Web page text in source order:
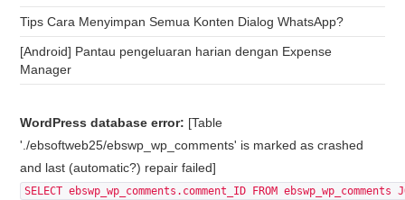
Tips Cara Menyimpan Semua Konten Dialog WhatsApp?
[Android] Pantau pengeluaran harian dengan Expense
Manager
WordPress database error: [Table
'./ebsoftweb25/ebswp_wp_comments' is marked as crashed
and last (automatic?) repair failed]
SELECT ebswp_wp_comments.comment_ID FROM